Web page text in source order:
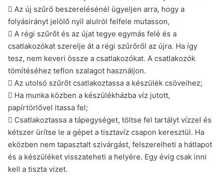
 Az új szűrő beszerelésénél ügyeljen arra, hogy a
folyásirányt jelölő nyíl alulról felfele mutasson,
 A régi szűrőt és az újat tegye egymás felé és a
csatlakozókat szerelje át a régi szűrőről az újra. Ha így
tesz, nem keveri össze a csatlakozókat. A csatlakozók
tömítéséhez teflon szalagot használjon.
 Az utolsó szűrőt csatlakoztassa a készülék csöveihez;
 Ha munka közben a készülékházba víz jutott,
papírtörlővel itassa fel;
 Csatlakoztassa a tápegységet, töltse fel tartályt vízzel és
kétszer ürítse le a gépet a tisztavíz csapon keresztül. Ha
eközben nem tapasztalt szivárgást, felszerelheti a hátlapot
és a készüléket visszateheti a helyére. Egy évig csak inni
kell a tiszta vizet.